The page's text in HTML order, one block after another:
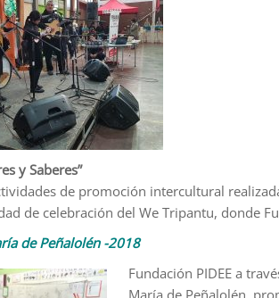
y Saberes”
de promoción intercultural
de celebración del We Tripantu, donde
de Peñalolén -2018
Fundación PIDEE a